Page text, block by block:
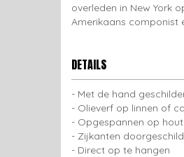
overleden in New York
Amerikaans componist
DETAILS
Met de hand
Olieverf op linnen of
Opgespannen op
Zijkanten
Direct op te hangen